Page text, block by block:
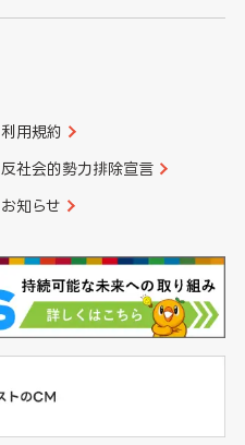
利用規約
反社会的勢力排除宣言
お知らせ